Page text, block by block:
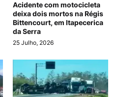
Acidente com motocicleta
deixa dois mortos na Régis
Bittencourt, em Itapecerica
da Serra
25 Julho, 2026